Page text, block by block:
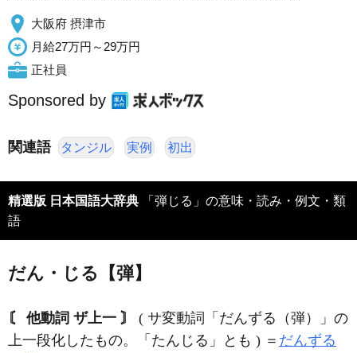
大阪府 摂津市
月給27万円～29万円
正社員
Sponsored by
関連語 タンジル 実例 初出
精選版 日本国語大辞典 「弾じる」の意味・読み・例文・類
語
だん・じる【弾】
〘 他動詞 ザ上一 〙
( サ変動詞「だんずる（弾）」の
上一段化したもの。「たんじる」とも ) ＝ だんずる